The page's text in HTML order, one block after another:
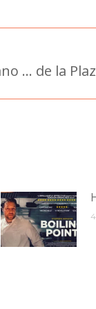
… de la